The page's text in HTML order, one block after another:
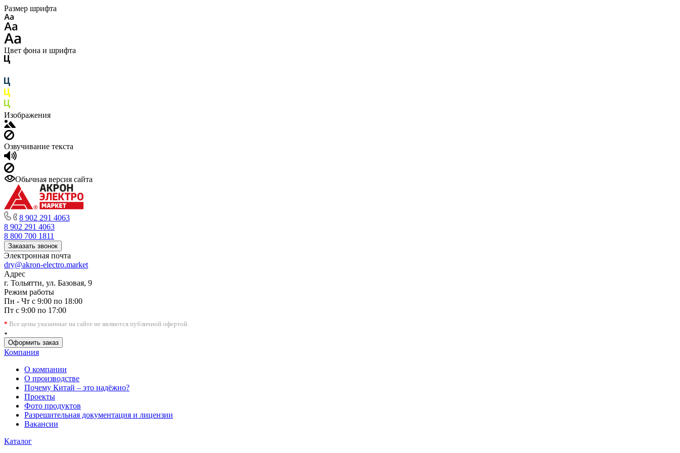
Размер шрифта
Цвет фона и шрифта
Изображения
Озвучивание текста
Обычная версия сайта
8 902 291 4063
8 902 291 4063
8 800 700 1811
Заказать звонок
Электронная почта
dry@akron-electro.market
Адрес
г. Тольятти, ул. Базовая, 9
Режим работы
Пн - Чт с 9:00 по 18:00
Пт с 9:00 по 17:00
* Все цены указанные на сайте не являются публичной офертой.
Оформить заказ
Компания
О компании
О производстве
Почему Китай – это надёжно?
Проекты
Фото продуктов
Разрешительная документация и лицензии
Вакансии
Каталог